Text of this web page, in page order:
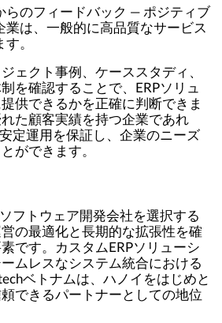
らのフィードバック ― ポジティブ
業は、一般的に高品質なサービス
。
ェクト事例、ケーススタディ、
を確認することで、ERPソリュ
供できるかを正確に判断できま
た顧客実績を持つ企業であれ
定運用を保証し、企業のニーズ
ができます。
フトウェア開発会社を選択する
の最適化と長期的な拡張性を確
です。カスタムERPソリューシ
ムレスなシステム統合における
ベトナムは、ハノイをはじめと
できるパートナーとしての地位